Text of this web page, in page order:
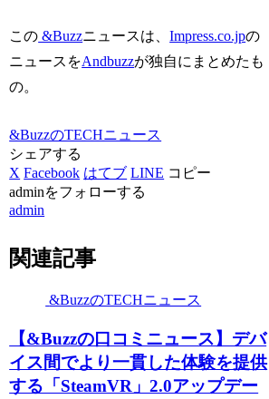
この &Buzzニュースは、Impress.co.jpの
ニュースをAndbuzzが独自にまとめたも
の。
&BuzzのTECHニュース
シェアする
X Facebook はてブ LINE コピー
adminをフォローする
admin
関連記事
&BuzzのTECHニュース
【&Buzzの口コミニュース】デバ
イス間でより一貫した体験を提供
する「SteamVR」2.0アップデー